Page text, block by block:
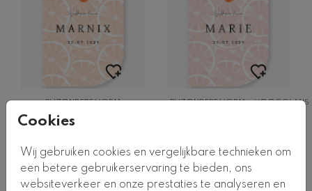
Cookies
Wij gebruiken cookies en vergelijkbare technieken om
een betere gebruikerservaring te bieden, ons
websiteverkeer en onze prestaties te analyseren en
BIJZONDERE VORM BIJZONDERE VORM + HOOGGLANS